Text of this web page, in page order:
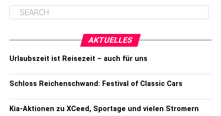
AKTUELLES
Urlaubszeit ist Reisezeit – auch für uns
Schloss Reichenschwand: Festival of Classic Cars
Kia-Aktionen zu XCeed, Sportage und vielen Stromern